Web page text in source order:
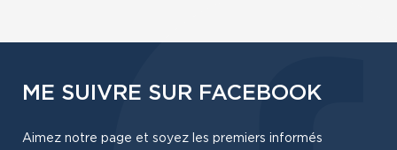
ME SUIVRE SUR FACEBOOK
Aimez notre page et soyez les premiers informés